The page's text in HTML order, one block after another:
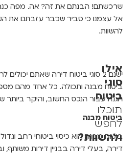
שרכשתם! הבנתם את זה? אה. מפה
אל עצמנו כי סביר שכבר עזבתם את
להשוות.
אילו
סוגי
ביטוח
תוכלו
לחפש
ולהשוות?
ישנם 2 סוגי ביטוח דירה שאתם יכולים
ביטוח מבנה ותכולה. כל אחד מהם
הגנה עבור הנכס החשוב, והיקר ביותר
ביטוח מבנה
ביטוח מבנה הוא כיסוי ביטוחי רחב וגדול
דירה, בעלי דירה בבניין דירות משותף,